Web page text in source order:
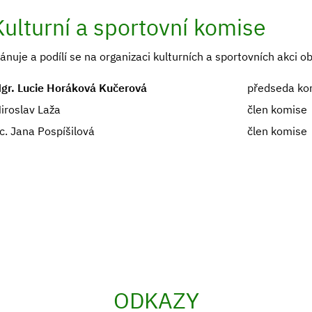
a sportovní komise
a podílí se na organizaci kulturních a sportovních akci
Lucie Horáková Kučerová
předseda
Laža
člen komise
Jana Pospíšilová
člen komise
ODKAZY